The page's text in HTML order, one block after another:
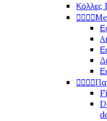
Κόλλες

